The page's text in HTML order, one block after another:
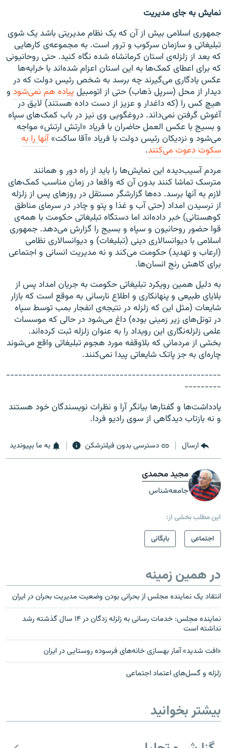
نمایش به جای مدیریت
جمهوری اسلامی بیش از آن که یک نظام مدیریتی باشد یک شوی
تبلیغاتی و سازمان سرکوب و ترور است. به مجموعه‌ی کارهایی
که بعد از زلزله‌ی استان کرمانشاه شده نگاه کنید. حتی روحانیونی
که برای اعطای کمک‌ها به این استان اعزام شده‌اند با خرابه‌ها
عکس یادگاری می‌گیرند چه برسد به شخص رئیس دولت که در
دیدار از محل (سرپل ذهاب) حتی از اتومبیل پیاده هم نمی‌شود و
هیچ کس را (که داغدار و عزیز از دست داده هستند) لایق در
آغوش گرفتن نمی‌داند. دروغگویی وی نیز در باب کمک‌های سپاه
و بسیج با عکس العمل حاضران با فریاد «ارتش ارتش» مواجه
می‌شود و نزدیکان رئیس دولت با فریاد «آقا ساکت»آنها را به
سکوت دعوت می‌کنند.
مردم آسیب‌دیده این نمایش‌ها را باید از راه دور و همانند
مترسک تماشا کنند بدون آن که واقعا در زمان مناسب کمک‌های
لازم به آنها برسد. ده‌ها گزارشگر مستقل در روزهای پس از زلزله
از نرسیدن امداد (حتی آب و غذا و پتو و چادر در سرمای مناطق
کوهستانی) خبر داده‌اند اما دستگاه تبلیغاتی حکومت با همه‌ی
قوا حضور روحانیون و سپاه و بسیج را گزارش می‌دهد. جمهوری
اسلامی با دیوانسالاری دینی (تبلیغات) و دیوانسالاری نظامی
(ارعاب و تهدید) حکومت می‌کند و نه مدیریت انسانی و اجتماعی
برای کاهش رنج انسان‌ها.
به دلیل همین رویکرد تبلیغاتی حکومت به جریان امداد پس از
بلایای طبیعی و پنهانکاری و اطلاع نارسانی به موقع است که بازار
شایعات (مثل این که زلزله‌ در نتیجه‌ی انفجار بمب توسط سپاه
در تونل‌های زیر زمینی بوده) داغ می‌شود در حالی که موسسات
علمی زلزله‌نگاری این رویداد را به عنوان زلزله ثبت کرده‌اند.
بخشی از مردمانی که بلاوقفه مورد هجوم تبلیغاتی واقع می‌شوند
چاره‌ای به جز پاتک شایعاتی پیدا نمی‌کنند.
-----------------------------------------------------
---------
یادداشت‌ها و گفتارها بیانگر آرا و نظرات نویسندگان خود هستند
و نه بازتاب دیدگاهی از سوی رادیو فردا.
ارسال دسترسی بدون فیلترشکن به ما بپیوندید
مجید محمدی
جامعه‌شناس
این مطلب بخشی از:
اجتماعی
بایگانی
در همین زمینه
انتقاد یک نماینده مجلس از بحرانی بودن وضعیت مدیریت بحران در ایران
نماینده مجلس: خدمات رسانی به زلزله زدگان در ۱۴ سال گذشته رشد
نداشته است
«افت شدید» آمار بهسازی خانه‌های فرسوده روستایی در ایران
زلزله و گسل‌های اعتماد اجتماعی
بیشتر بخوانید